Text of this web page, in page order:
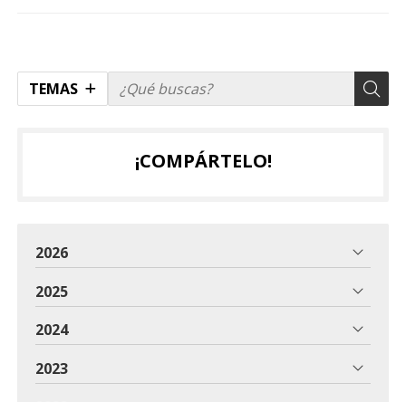
TEMAS
¡COMPÁRTELO!
2026
2025
2024
2023